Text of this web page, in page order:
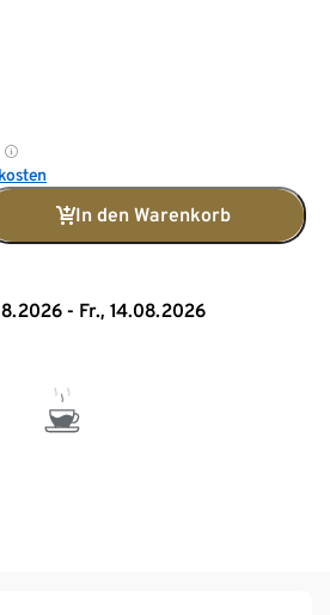
In den Warenkorb
- Fr., 14.08.2026